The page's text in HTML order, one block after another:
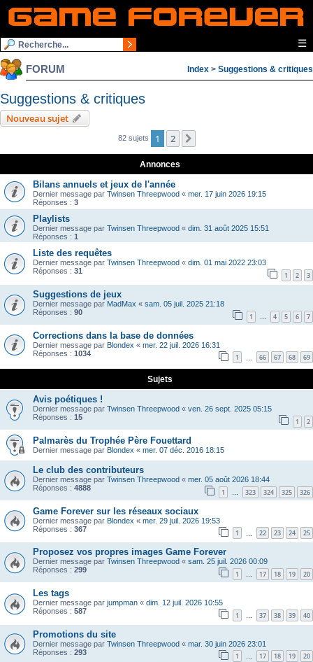
☰
FORUM Index > Suggestions & critiques
Suggestions & critiques
Nouveau sujet
82 sujets 1 2
Annonces
Bilans annuels et jeux de l'année
Dernier message par Twinsen Threepwood « mer. 17 juin 2026 19:15
Réponses : 3
Playlists
Dernier message par Twinsen Threepwood « dim. 31 août 2025 15:51
Réponses : 1
Liste des requêtes
Dernier message par Twinsen Threepwood « dim. 01 mai 2022 23:03
Réponses : 31 1 2 3
Suggestions de jeux
Dernier message par MadMax « sam. 05 juil. 2025 21:18
Réponses : 90 1 … 4 5 6 7
Corrections dans la base de données
Dernier message par Blondex « mer. 22 juil. 2026 16:31
Réponses : 1034 1 66 67 68 69
Sujets
Avis poétiques !
Dernier message par Twinsen Threepwood « ven. 26 sept. 2025 05:15
Réponses : 15 1 2
Palmarès du Trophée Père Fouettard
Dernier message par Blondex « mer. 07 déc. 2016 18:15
Le club des contributeurs
Dernier message par Twinsen Threepwood « mer. 05 août 2026 18:44
Réponses : 4888 1 … 323 324 325 326
Game Forever sur les réseaux sociaux
Dernier message par Blondex « mer. 29 juil. 2026 19:53
Réponses : 367 1 22 23 24 25
Proposez vos propres images Game Forever
Dernier message par Twinsen Threepwood « sam. 25 juil. 2026 00:09
Réponses : 299 1 … 17 18 19 20
Les tags
Dernier message par jumpman « dim. 12 juil. 2026 10:55
Réponses : 587 1 … 37 38 39 40
Promotions du site
Dernier message par Twinsen Threepwood « mar. 30 juin 2026 23:01
Réponses : 293 1 17 18 19 20